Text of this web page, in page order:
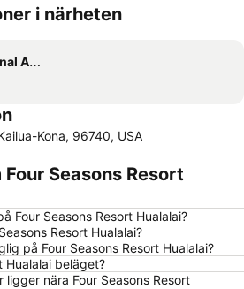
i närheten
Kona, 96740, USA
Seasons Resort
Four Seasons Resort Hualalai?
Resort Hualalai?
på Four Seasons Resort Hualalai?
Hualalai beläget?
nära Four Seasons Resort